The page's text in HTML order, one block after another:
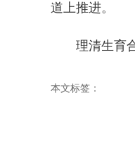
道上推进。
理清生育合
本文标签：